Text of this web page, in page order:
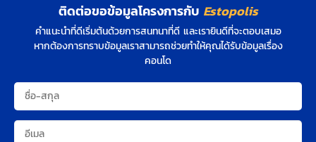
ติดต่อขอข้อมูลโครงการกับ Estopolis
คำแนะนำที่ดีเริ่มต้นด้วยการสนทนาที่ดี และเรายินดีที่จะตอบเสมอ
หากต้องการทราบข้อมูลเราสามารถช่วยทำให้คุณได้รับข้อมูลเรื่อง
คอนโด